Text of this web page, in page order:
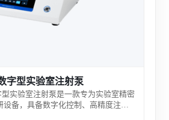
字型实验室注射泵
型实验室注射泵是一款专为实验室精密
备，具备数字化控制、高精度注射
于微量加样、连续输注及定量控制